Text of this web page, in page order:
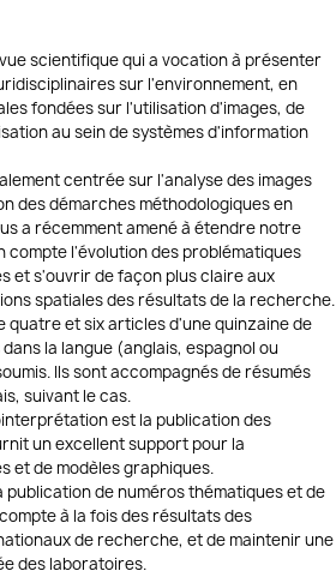
scientifique qui a vocation à présenter
sur l'environnement, en
fondées sur l'utilisation d'images, de
au sein de systèmes d'information
centrée sur l'analyse des images
des démarches méthodologiques en
a récemment amené à étendre notre
l'évolution des problématiques
et s'ouvrir de façon plus claire aux
spatiales des résultats de la recherche.
quatre et six articles d'une quinzaine de
la langue (anglais, espagnol ou
Ils sont accompagnés de résumés
suivant le cas.
est la publication des
un excellent support pour la
et de modèles graphiques.
de numéros thématiques et de
à la fois des résultats des
de recherche, et de maintenir une
des laboratoires.